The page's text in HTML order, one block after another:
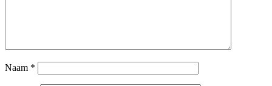
Naam *